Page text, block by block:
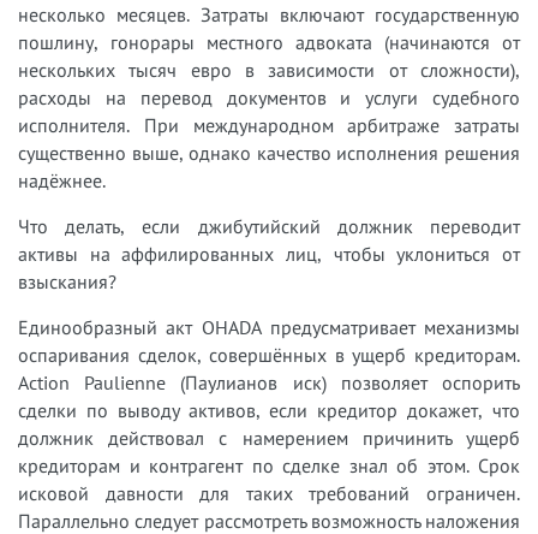
несколько месяцев. Затраты включают государственную
пошлину, гонорары местного адвоката (начинаются от
нескольких тысяч евро в зависимости от сложности),
расходы на перевод документов и услуги судебного
исполнителя. При международном арбитраже затраты
существенно выше, однако качество исполнения решения
надёжнее.
Что делать, если джибутийский должник переводит
активы на аффилированных лиц, чтобы уклониться от
взыскания?
Единообразный акт OHADA предусматривает механизмы
оспаривания сделок, совершённых в ущерб кредиторам.
Action Paulienne (Паулианов иск) позволяет оспорить
сделки по выводу активов, если кредитор докажет, что
должник действовал с намерением причинить ущерб
кредиторам и контрагент по сделке знал об этом. Срок
исковой давности для таких требований ограничен.
Параллельно следует рассмотреть возможность наложения